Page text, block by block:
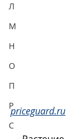
Л
М
Н
О
П
Р
С
priceguard.ru